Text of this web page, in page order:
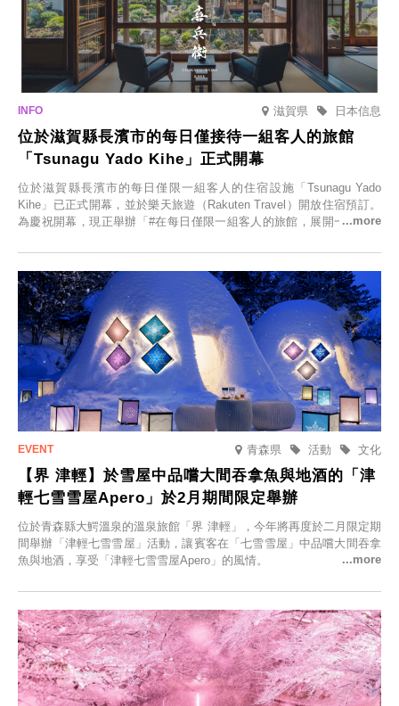
滋賀県 日本信息
位於滋賀縣長濱市的每日僅接待一組客人的旅館
「Tsunagu Yado Kihe」正式開幕
位於滋賀縣長濱市的每日僅限一組客人的住宿設施「Tsunagu Yado
Kihe」已正式開幕，並於樂天旅遊（Rakuten Travel）開放住宿預訂。
為慶祝開幕，現正舉辦「#在每日僅限一組客人的旅館，展開一生一次
人的旅館，您才能在此與重要的人共度獨一無二的特別時光。
青森県 文化
活動
【界 津輕】於雪屋中品嚐大間吞拿魚與地酒的「津
輕七雪雪屋Apero」於2月期間限定舉辦
位於青森縣大鰐溫泉的溫泉旅館「界 津輕」，今年將再度於二月限定期
間舉辦「津輕七雪雪屋」活動，讓賓客在「七雪雪屋」中品嚐大間吞拿
魚與地酒，享受「津輕七雪雪屋Apero」的風情。